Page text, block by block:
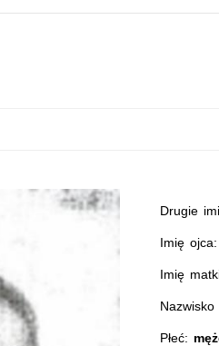
Drugie
Imię
Imię
Płeć: